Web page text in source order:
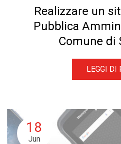
Realizzare un
Pubblica
Comune di
LEGGI DI
18
Jun